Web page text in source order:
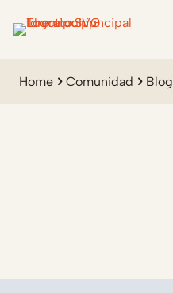
Home Comunidad Blog